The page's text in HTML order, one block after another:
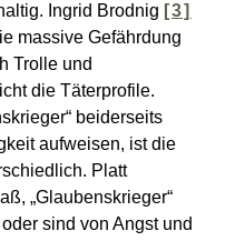
I ngrid Brodnig [3]
massive Gefährdung
Trolle und
die Täterprofile.
beiderseits
aufweisen, ist die
Platt
„Glaubenskrieger“
sind von Angst und